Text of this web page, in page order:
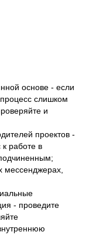
основе - если
слишком
и
проектов -
работе в
мессенджерах,
- проведите